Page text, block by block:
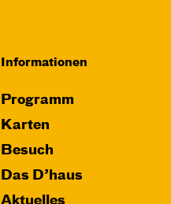
Informationen
Programm
Karten
Besuch
Das D’haus
Aktuelles